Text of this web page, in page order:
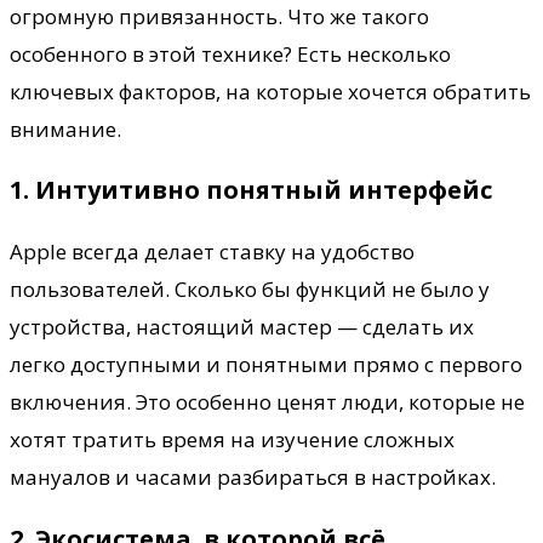
огромную привязанность. Что же такого
особенного в этой технике? Есть несколько
ключевых факторов, на которые хочется обратить
внимание.
1. Интуитивно понятный интерфейс
Apple всегда делает ставку на удобство
пользователей. Сколько бы функций не было у
устройства, настоящий мастер — сделать их
легко доступными и понятными прямо с первого
включения. Это особенно ценят люди, которые не
хотят тратить время на изучение сложных
мануалов и часами разбираться в настройках.